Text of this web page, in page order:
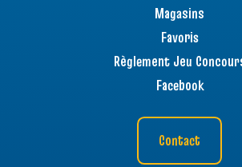
Magasins
Favoris
Règlement Jeu
Facebook
Contact